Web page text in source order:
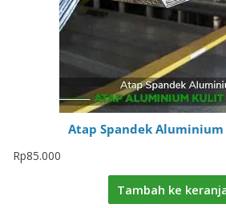
Atap Spandek
Rp85.000
Tambah ke